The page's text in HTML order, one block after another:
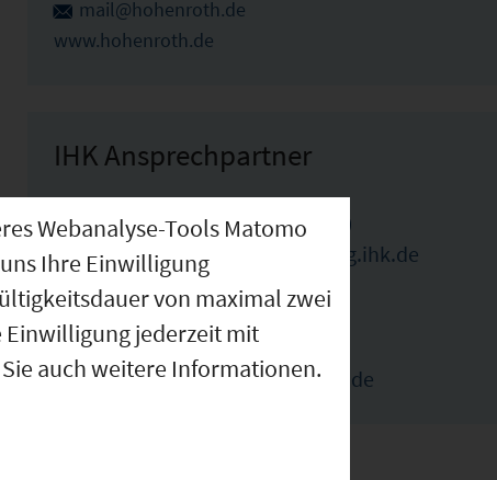
mail@hohenroth.de
www.hohenroth.de
IHK Ansprechpartner
Benedikt Pfeuffer (Ansprechpartner)
benedikt.pfeuffer@wuerzburg.ihk.de
09314194179
Elka Ivanova (Ansprechpartnerin)
elka.ivanova@wuerzburg.ihk.de
Webanalyse-Tools Matomo
Ihre Einwilligung
von maximal zwei
Einwilligung jederzeit mit
auch weitere Informationen.